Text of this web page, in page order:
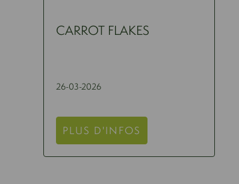
CARROT FLAKES
26-03-2026
PLUS D'INFOS